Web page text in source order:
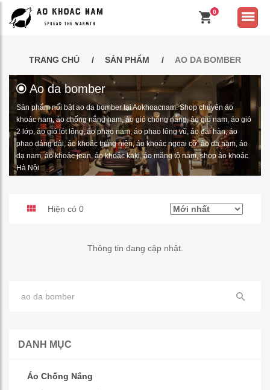
0
TRANG CHỦ SẢN PHẨM AO DA BOMBER
Ao da bomber
Sản phẩm nổi bật ao da bomber tại Aokhoacnam. Shop chuyên áo
khoác nam, áo chống nắng nam, áo gió chống nắng, áo gió nam, áo gió
2 lớp, áo gió lót lông, áo phao nam, áo phao lông vũ, áo đại hàn, áo
phao dáng dài, áo khoác trung niên, áo khoác ngoại cỡ, áo da nam, áo
dạ nam, áo khoác jean, áo khoác kaki, áo măng tô nam, shop áo khoác
Hà Nội
Hiện có 0
Thông tin đang cập nhật.
DANH MỤC
Áo Chống Nắng